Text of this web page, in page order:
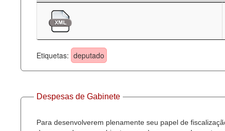
Etiquetas: deputado
Despesas de Gabinete
Para desenvolverem plenamente seu papel de